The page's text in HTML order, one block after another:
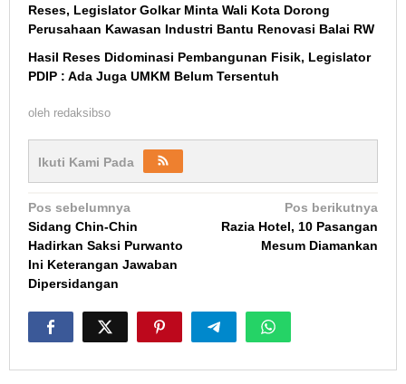
Reses, Legislator Golkar Minta Wali Kota Dorong
Perusahaan Kawasan Industri Bantu Renovasi Balai RW
Hasil Reses Didominasi Pembangunan Fisik, Legislator
PDIP : Ada Juga UMKM Belum Tersentuh
oleh redaksibso
Ikuti Kami Pada
Navigasi
pos
Pos sebelumnya
Sidang Chin-Chin
Hadirkan Saksi Purwanto
Ini Keterangan Jawaban
Dipersidangan
Pos berikutnya
Razia Hotel, 10 Pasangan
Mesum Diamankan